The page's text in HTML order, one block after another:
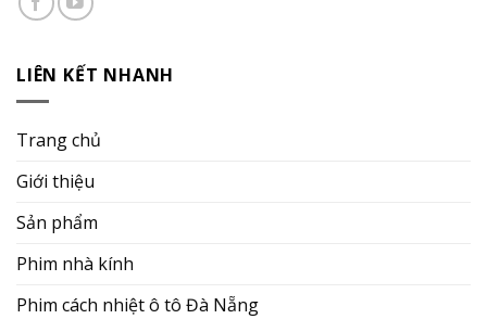
LIÊN KẾT NHANH
Trang chủ
Giới thiệu
Sản phẩm
Phim nhà kính
Phim cách nhiệt ô tô Đà Nẵng